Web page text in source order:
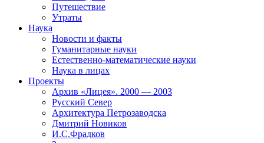
Путешествие
Утраты
Наука
Новости и факты
Гуманитарные науки
Естественно-математические науки
Наука в лицах
Проекты
Архив «Лицея». 2000 — 2003
Русский Север
Архитектура Петрозаводска
Дмитрий Новиков
И.С.Фрадков